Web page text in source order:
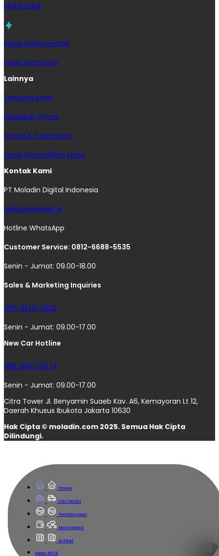
Home
Cari Mobil
Pembiayaan
MoInspeksi
Artikel
Sewa Milik
Mobil Listrik
Index Rekomendasi
Index Pencarian
Lainnya
Tentang Kami
Kebijakan Privasi
Syarat & Ketentuan
Sewa Kepemilikan Mobil
Kontak Kami
PT Moladin Digital Indonesia
hello@moladin.ai
Hotline WhatsApp
Customer Service: 0812-6688-5535
Senin - Jumat: 09.00-18.00
Sales & Marketing Inquiries
0811-8140-8326
Senin - Jumat: 09.00-17.00
New Car Hotline
0811-8147-0574
Senin - Jumat: 09.00-17.00
Citra Tower Jl. Benyamin Suaeb Kav. A6, Kemayoran Lt 12,
Daerah Khusus Ibukota Jakarta 10630
Hak Cipta © moladin.com 2025. Semua Hak Cipta
Dilindungi.